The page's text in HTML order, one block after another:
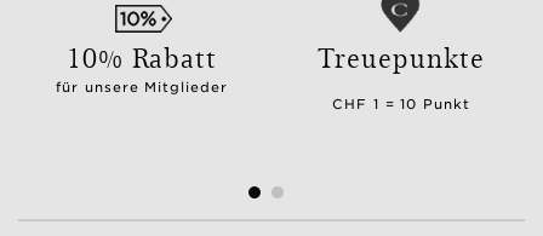
10% Rabatt
für unsere Mitglieder
Treuepunkte
CHF 1 = 10 Punkt